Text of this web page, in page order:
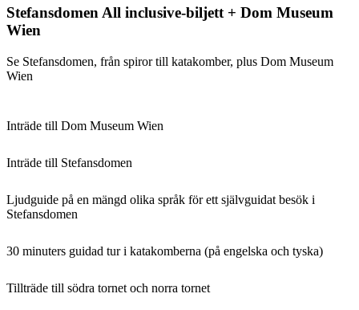
Stefansdomen All inclusive-biljett + Dom Museum
Wien
Se Stefansdomen, från spiror till katakomber, plus Dom Museum
Wien
Inträde till Dom Museum Wien
Inträde till Stefansdomen
Ljudguide på en mängd olika språk för ett självguidat besök i
Stefansdomen
30 minuters guidad tur i katakomberna (på engelska och tyska)
Tillträde till södra tornet och norra tornet